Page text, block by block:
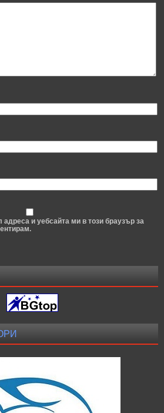
и уебсайта ми в този браузър за